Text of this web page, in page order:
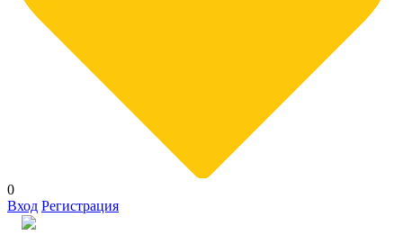
0
Вход Регистрация